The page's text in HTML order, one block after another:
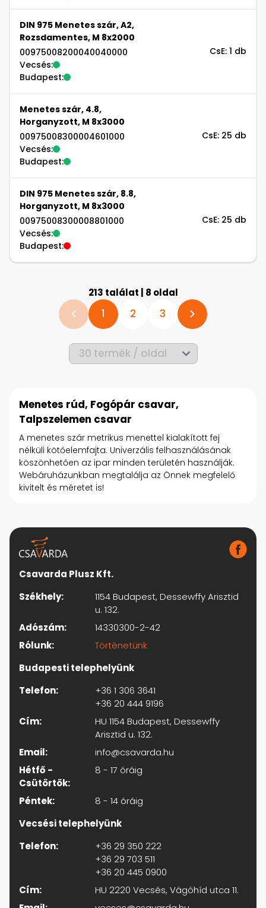
DIN 975 Menetes szár, A2,
Rozsdamentes, M 8x2000
00975008200040040000
Vecsés:
Budapest:
CsE: 1 db
Menetes szár, 4.8,
Horganyzott, M 8x3000
00975008300004601000
Vecsés:
Budapest:
CsE: 25 db
DIN 975 Menetes szár, 8.8,
Horganyzott, M 8x3000
00975008300008801000
Vecsés:
Budapest:
CsE: 25 db
213 találat | 8 oldal
1 2 3
Menetes rúd, Fogópár csavar,
Talpszelemen csavar
A menetes szár metrikus menettel kialakított fej
nélküli kötőelemfajta. Univerzális felhasználásának
köszönhetően az ipar minden területén használják.
Webáruházunkban megtalálja az Önnek megfelelő
kivitelt és méretet is!
Csavarda Plusz Kft.
Székhely:
1154 Budapest, Dessewffy Arisztid
u. 132.
Adószám:
14330300-2-42
Rólunk:
Történetünk
Budapesti telephelyünk
Telefon:
+36 1 306 3641
+36 20 444 9196
Cím:
HU 1154 Budapest, Dessewffy
Arisztid u. 132.
Email:
info@csavarda.hu
Hétfő -
Csütörtök:
8 - 17 óráig
Péntek:
8 - 14 óráig
Vecsési telephelyünk
Telefon:
+36 29 350 222
+36 29 703 511
+36 20 445 0900
Cím:
HU 2220 Vecsés, Vágóhíd utca 11.